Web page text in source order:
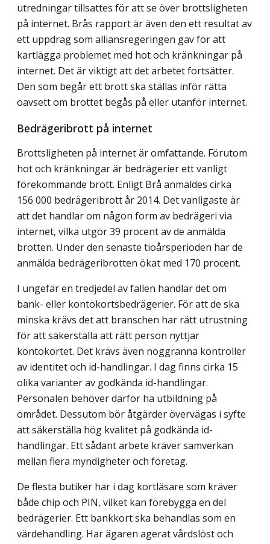
utredningar tillsattes för att se över brottsligheten
på internet. Brås rapport är även den ett resultat av
ett uppdrag som alliansregeringen gav för att
kartlägga problemet med hot och kränkningar på
internet. Det är viktigt att det arbetet fortsätter.
Den som begår ett brott ska ställas inför rätta
oavsett om brottet begås på eller utanför internet.
Bedrägeribrott på internet
Brottsligheten på internet är omfattande. Förutom
hot och kränkningar är bedrägerier ett vanligt
förekommande brott. Enligt Brå anmäldes cirka
156 000 bedrägeribrott år 2014. Det vanligaste är
att det handlar om någon form av bedrägeri via
internet, vilka utgör 39 procent av de anmälda
brotten. Under den senaste tioårsperioden har de
anmälda bedrägeribrotten ökat med 170 procent.
I ungefär en tredjedel av fallen handlar det om
bank- eller kontokortsbedrägerier. För att de ska
minska krävs det att branschen har rätt utrustning
för att säkerställa att rätt person nyttjar
kontokortet. Det krävs även noggranna kontroller
av identitet och id-handlingar. I dag finns cirka 15
olika varianter av godkända id-handlingar.
Personalen behöver därför ha utbildning på
området. Dessutom bör åtgärder övervägas i syfte
att säkerställa hög kvalitet på godkända id-
handlingar. Ett sådant arbete kräver samverkan
mellan flera myndigheter och företag.
De flesta butiker har i dag kortläsare som kräver
både chip och PIN, vilket kan förebygga en del
bedrägerier. Ett bankkort ska behandlas som en
värdehandling. Har ägaren agerat vårdslöst och